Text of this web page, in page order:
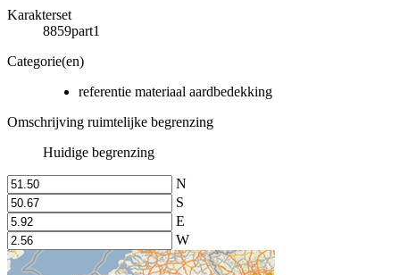
Karakterset
8859part1
Categorie(en)
referentie materiaal aardbedekking
Omschrijving ruimtelijke begrenzing
Huidige begrenzing
N
S
E
W